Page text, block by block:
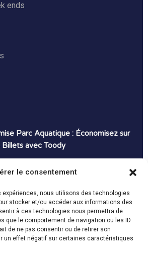
le consentement
expériences, nous utilisons des technologies
stocker et/ou accéder aux informations des
à ces technologies nous permettra de
que le comportement de navigation ou les ID
de ne pas consentir ou de retirer son
un effet négatif sur certaines caractéristiques
ends
Parc Aquatique : Économisez sur
Billets avec Toody
Plans Voyage : Économisez sur vos
avec Toody
2024 Bon plans